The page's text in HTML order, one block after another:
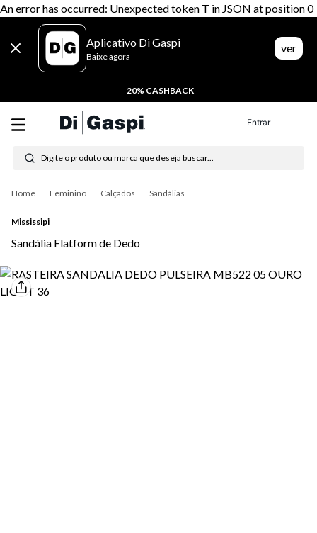
An error has occurred: Unexpected token T in JSON at position 0
Aplicativo Di Gaspi
Baixe agora
ver
20% CASHBACK
Entrar
Digite o produto ou marca que deseja buscar...
Feminino Calçados Sandálias
Mississipi
Sandália Flatform de Dedo
Termos mais buscados
1º tenis
4º moletom